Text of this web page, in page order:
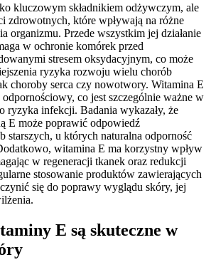
kluczowym składnikiem odżywczym, ale
zdrowotnych, które wpływają na różne
organizmu. Przede wszystkim jej działanie
w ochronie komórek przed
stresem oksydacyjnym, co może
ryzyka rozwoju wielu chorób
choroby serca czy nowotwory. Witamina E
co jest szczególnie ważne w
ryzyka infekcji. Badania wykazały, że
E może poprawić odpowiedź
starszych, u których naturalna odporność
witamina E ma korzystny wpływ
w regeneracji tkanek oraz redukcji
stosowanie produktów zawierających
się do poprawy wyglądu skóry, jej
E są skuteczne w